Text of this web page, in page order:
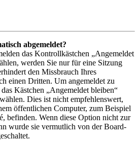
abgemeldet?
das Kontrollkästchen „Angemeldet
werden Sie nur für eine Sitzung
den Missbrauch Ihres
einen Dritten. Um angemeldet zu
Kästchen „Angemeldet bleiben“
Dies ist nicht empfehlenswert,
öffentlichen Computer, zum Beispiel
befinden. Wenn diese Option nicht zur
wurde sie vermutlich von der Board-